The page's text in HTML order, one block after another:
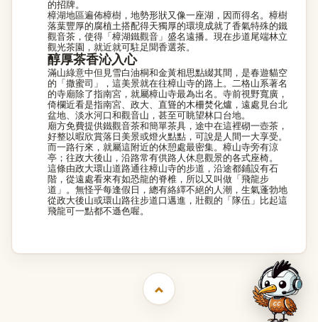
的招牌。
樟湖地區遍佈樟樹，地勢形狀又像一座湖，因而得名。樟樹
落葉豐厚的腐植土搭配得天獨厚的環境成就了香氣特殊的鐵
觀音茶，使得「樟湖鐵觀音」盛名遠播。現在步道尾端林立
觀光茶園，就近就可駐足聞香選茶。
醇厚茶香沁入心
滿山綠意中但見雪白油桐和金黃相思點綴其間，是春遊貓空
的「撒蜜司」，這美景就在往樟山寺的路上。二格山系著名
的寺廟除了指南宮，就屬樟山寺最為出名。寺前視野寬廣，
倚欄近看是指南宮、政大、直聳的木柵焚化爐，遠處見台北
盆地、淡水河口和觀音山，甚至可眺望林口台地。
廟方免費提供鐵觀音茶和簡單茶具，途中在這裡砌一壺茶，
好整以暇欣賞落日美景或燈火點點，可說是人間一大享受。
而一路行來，就屬這附近的休憩處最密集。樟山寺旁有涼
亭；往政大後山，沿路常有供路人休息觀景的各式座椅。
這條由政大環山道路通往樟山寺的步道，沿途都鋪設有石
階，從遠處看來有如恐龍的脊椎，所以又叫做「飛龍步
道」。無怪乎每逢假日，總有絡繹不絕的人潮，生氣蓬勃地
從政大後山或環山路往步道口邁進，壯觀的「隊伍」比起這
飛龍可一點都不遜色喔。